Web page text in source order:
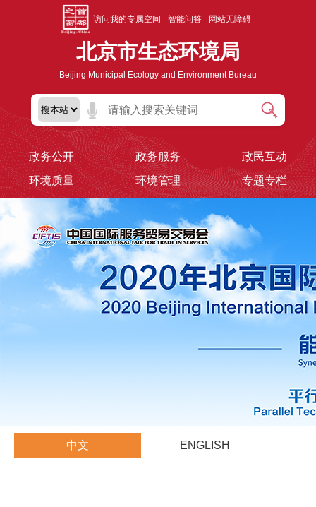
访问我的专属空间 智能问答 网站无障碍
北京市生态环境局
Beijing Municipal Ecology and Environment Bureau
政务公开 政务服务
政民互动
环境质量
环境管理 专题专栏
中文 ENGLISH